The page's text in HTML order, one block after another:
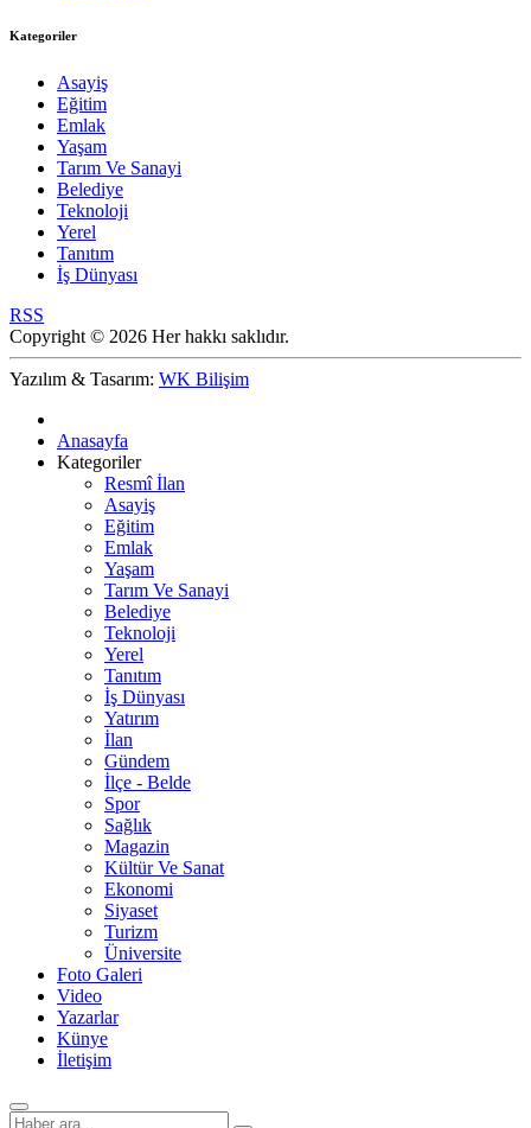
Kategoriler
Asayiş
Eğitim
Emlak
Yaşam
Tarım Ve Sanayi
Belediye
Teknoloji
Yerel
Tanıtım
İş Dünyası
RSS
Copyright © 2026 Her hakkı saklıdır.
Yazılım & Tasarım: WK Bilişim
Anasayfa
Kategoriler
Resmî İlan
Asayiş
Eğitim
Emlak
Yaşam
Tarım Ve Sanayi
Belediye
Teknoloji
Yerel
Tanıtım
İş Dünyası
Yatırım
İlan
Gündem
İlçe - Belde
Spor
Sağlık
Magazin
Kültür Ve Sanat
Ekonomi
Siyaset
Turizm
Üniversite
Foto Galeri
Video
Yazarlar
Künye
İletişim